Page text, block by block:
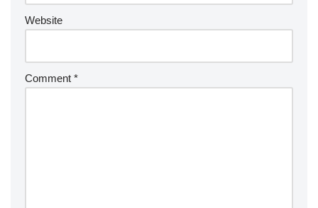
Website
Comment *